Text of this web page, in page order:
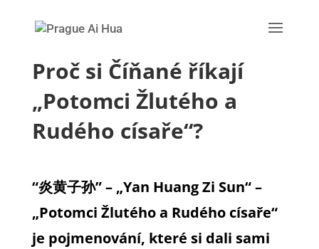
Proč si Číňané říkají
„Potomci Žlutého a
Rudého císaře“?
“炎黄子孙” – „Yan Huang Zi Sun“ –
„Potomci Žlutého a Rudého císaře“
je pojmenování, které si dali sami